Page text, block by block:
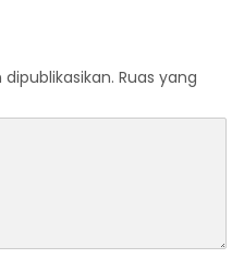
Ruas yang